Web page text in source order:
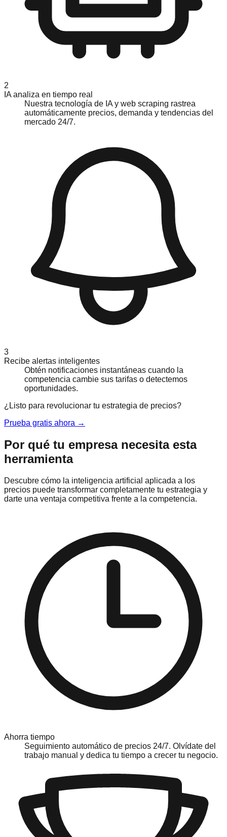
2
IA analiza en tiempo real
Nuestra tecnología de IA y web scraping rastrea
automáticamente precios, demanda y tendencias del
mercado 24/7.
3
Recibe alertas inteligentes
Obtén notificaciones instantáneas cuando la
competencia cambie sus tarifas o detectemos
oportunidades.
¿Listo para revolucionar tu estrategia de precios?
Prueba gratis ahora →
Por qué tu empresa necesita esta
herramienta
Descubre cómo la inteligencia artificial aplicada a los
precios puede transformar completamente tu estrategia y
darte una ventaja competitiva frente a la competencia.
Ahorra tiempo
Seguimiento automático de precios 24/7. Olvídate del
trabajo manual y dedica tu tiempo a crecer tu negocio.